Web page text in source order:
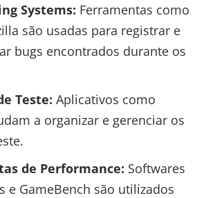
Systems: Ferramentas como
são usadas para registrar e
bugs encontrados durante os
Teste: Aplicativos como
a organizar e gerenciar os
de Performance: Softwares
e GameBench são utilizados